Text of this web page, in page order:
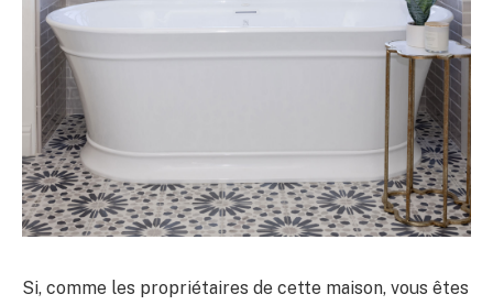
Si, comme les propriétaires de cette maison, vous êtes